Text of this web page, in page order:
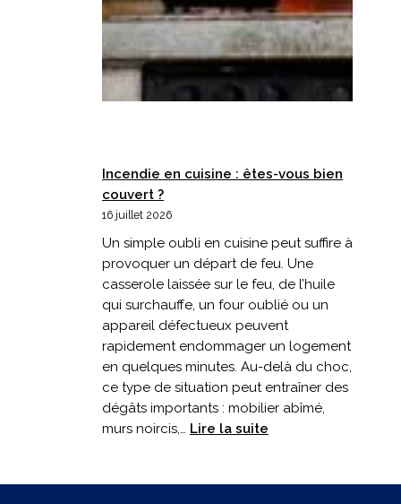
Incendie en cuisine : êtes-vous bien
couvert ?
16 juillet 2026
Un simple oubli en cuisine peut suffire à
provoquer un départ de feu. Une
casserole laissée sur le feu, de l’huile
qui surchauffe, un four oublié ou un
appareil défectueux peuvent
rapidement endommager un logement
en quelques minutes. Au-delà du choc,
ce type de situation peut entraîner des
dégâts importants : mobilier abîmé,
murs noircis,… Lire la suite
cuisine